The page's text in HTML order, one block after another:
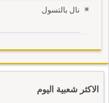
نال بالتسول
الاكثر شعبية اليوم